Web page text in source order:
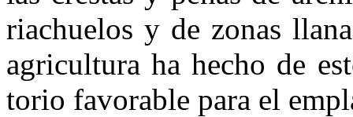
riachuelos y de zonas
agricultura ha hecho de
torio favorable para el